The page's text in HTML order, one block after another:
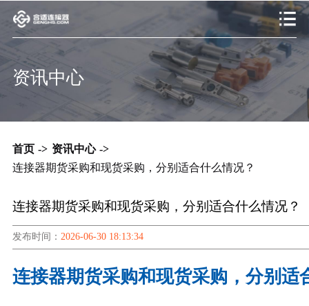
资讯中心
首页 -> 资讯中心 ->
连接器期货采购和现货采购，分别适合什么情况？
连接器期货采购和现货采购，分别适合什么情况？
发布时间： 2026-06-30 18:13:34
连接器期货采购和现货采购，分别适